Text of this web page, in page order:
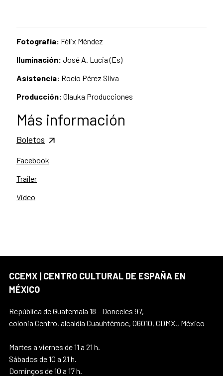
Fotografía: Félix Méndez
Iluminación: José A. Lucia (Es)
Asistencia: Rocío Pérez Silva
Producción: Glauka Producciones
Más información
Boletos
Facebook
Trailer
Video
CCEMX | CENTRO CULTURAL DE ESPAÑA EN
MÉXICO
República de Guatemala 18 - Donceles 97,
colonia Centro, alcaldía Cuauhtémoc, 06010, CDMX., México
Martes a viernes de 11 a 21 h.
Sábados de 10 a 21 h.
Domingos de 10 a 17 h.